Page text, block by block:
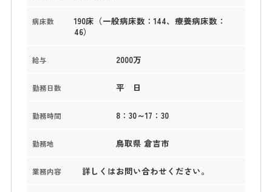
病床数
190床（一般病床数：144、療養病床数：
46）
給与 2000万
勤務日数 平 日
勤務時間 8：30～17：30
勤務地 鳥取県 倉吉市
業務内容 詳しくはお問い合わせください。